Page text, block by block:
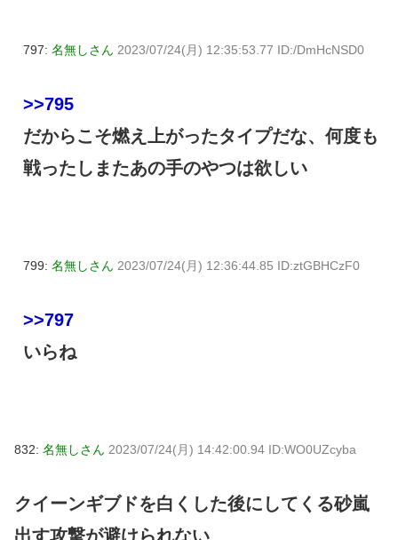
797: 名無しさん 2023/07/24(月) 12:35:53.77 ID:/DmHcNSD0
>>795
だからこそ燃え上がったタイプだな、何度も
戦ったしまたあの手のやつは欲しい
799: 名無しさん 2023/07/24(月) 12:36:44.85 ID:ztGBHCzF0
>>797
いらね
832: 名無しさん 2023/07/24(月) 14:42:00.94 ID:WO0UZcyba
クイーンギブドを白くした後にしてくる砂嵐
出す攻撃が避けられない